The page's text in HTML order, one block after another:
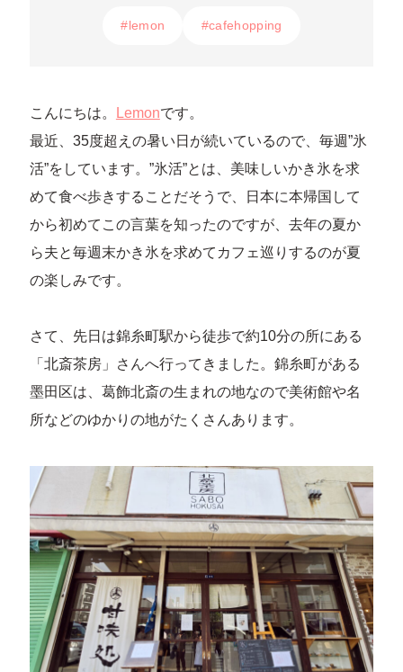
#lemon
#lemon #cafehopping
#cafehopping
こんにちは。 Lemonです。
最近、35度超えの暑い日が続いているので、毎週”氷
活”をしています。”氷活”とは、美味しいかき氷を求
めて食べ歩きすることだそうで、日本に本帰国して
から初めてこの言葉を知ったのですが、去年の夏か
ら夫と毎週末かき氷を求めてカフェ巡りするのが夏
の楽しみです。
さて、先日は錦糸町駅から徒歩で約10分の所にある
「北斎茶房」さんへ行ってきました。錦糸町がある
墨田区は、葛飾北斎の生まれの地なので美術館や名
所などのゆかりの地がたくさんあります。